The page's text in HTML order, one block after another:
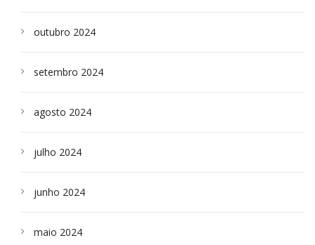
outubro 2024
setembro 2024
agosto 2024
julho 2024
junho 2024
maio 2024